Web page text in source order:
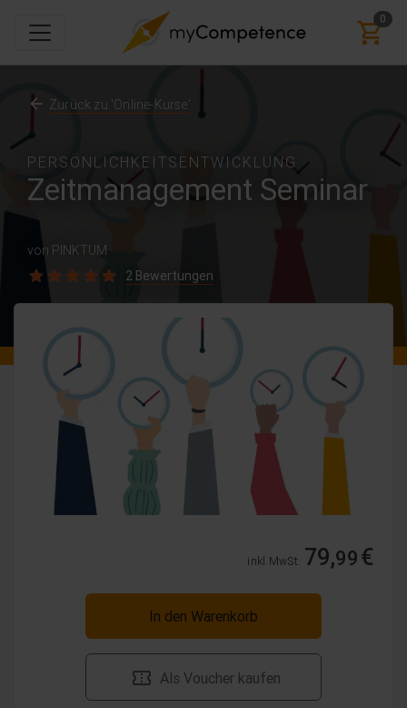
0
PERSÖNLICHKEITSENTWICKLUNG
Zeitmanagement Seminar
von PINKTUM
2 Bewertungen
Zurück zu 'Online-Kurse'
inkl. MwSt. 79,99€
In den Warenkorb
Als Voucher kaufen